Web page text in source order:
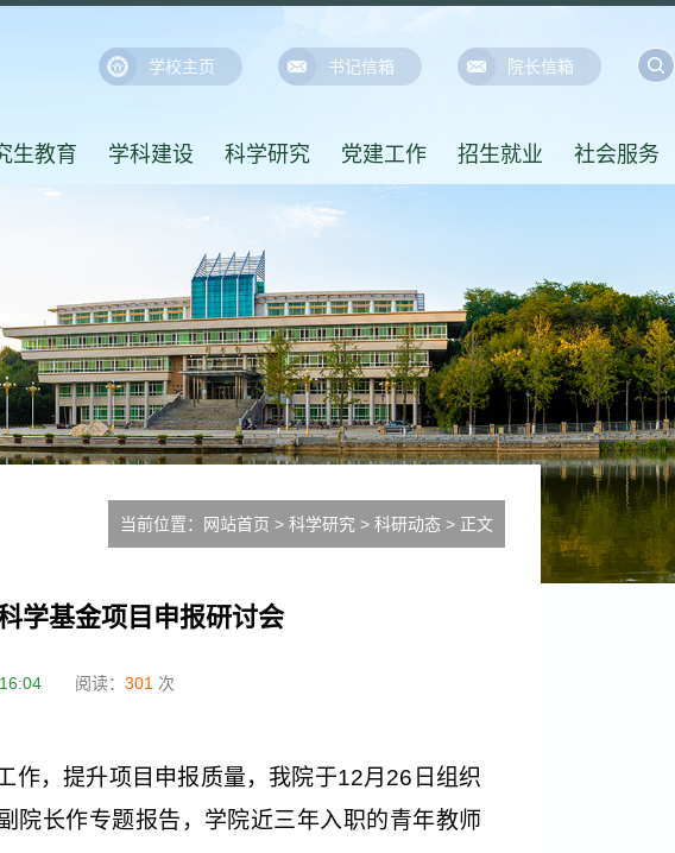
学校主页 书记信箱 院长信箱
生教育 学科建设 科学研究 党建工作 招生就业 社会服务
当前位置： 网站首页 >科学研究 >科研动态 > 正文
学基金项目申报研讨会
阅读： 301 次
作，提升项目申报质量，我院于12月26日组织
院长作专题报告，学院近三年入职的青年教师